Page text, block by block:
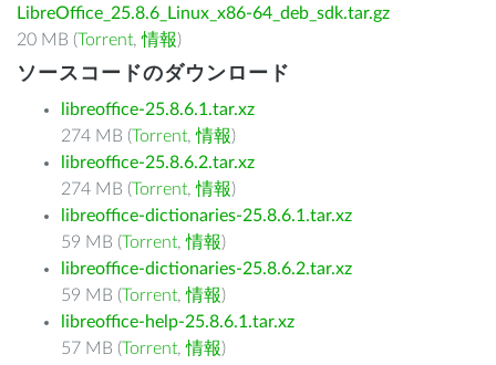
LibreOffice_25.8.6_Linux_x86-64_deb_sdk.tar.gz
20 MB (Torrent,情報)
ソースコードのダウンロード
libreoffice-25.8.6.1.tar.xz
274 MB (Torrent,情報)
libreoffice-25.8.6.2.tar.xz
274 MB (Torrent,情報)
libreoffice-dictionaries-25.8.6.1.tar.xz
59 MB (Torrent,情報)
libreoffice-dictionaries-25.8.6.2.tar.xz
59 MB (Torrent,情報)
libreoffice-help-25.8.6.1.tar.xz
57 MB (Torrent,情報)